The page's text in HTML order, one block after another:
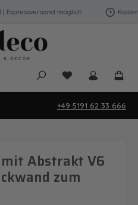
möglich
Du hast 0
+49 5191 62 33 666
Abstrakt V6
zum